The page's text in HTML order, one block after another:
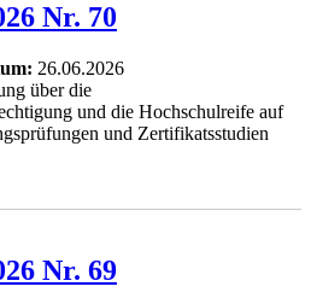
Nr. 70
26.06.2026
über die
und die Hochschulreife auf
und Zertifikatsstudien
Nr. 69